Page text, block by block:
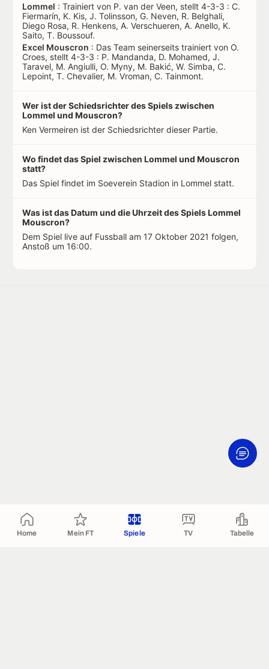
Home Mein FT Spiele TV Tabelle
Lommel : Trainiert von P. van der Veen, stellt 4-3-3 : C.
Fiermarín, K. Kis, J. Tolinsson, G. Neven, R. Belghali,
Diego Rosa, R. Henkens, A. Verschueren, A. Anello, K.
Saito, T. Boussouf.
Excel Mouscron : Das Team seinerseits trainiert von O.
Croes, stellt 4-3-3 : P. Mandanda, D. Mohamed, J.
Taravel, M. Angiulli, O. Myny, M. Bakić, W. Simba, C.
Lepoint, T. Chevalier, M. Vroman, C. Tainmont.
Wer ist der Schiedsrichter des Spiels zwischen
Lommel und Mouscron?
Ken Vermeiren ist der Schiedsrichter dieser Partie.
Wo findet das Spiel zwischen Lommel und Mouscron
statt?
Das Spiel findet im Soeverein Stadion in Lommel statt.
Was ist das Datum und die Uhrzeit des Spiels Lommel
Mouscron?
Dem Spiel live auf Fussball am 17 Oktober 2021 folgen,
Anstoß um 16:00.